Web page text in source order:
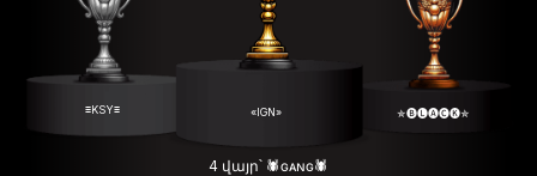
«IGN»
≡KSY≡ ✯🅑🅛🅐🅒🅚✯
4 վայր՝ 🕷️ɢᴀɴɢ🕷️